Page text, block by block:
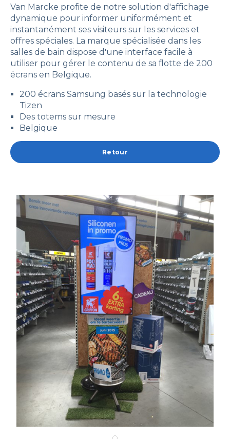
Van Marcke profite de notre solution d'affichage
dynamique pour informer uniformément et
instantanément ses visiteurs sur les services et
offres spéciales. La marque spécialisée dans les
salles de bain dispose d'une interface facile à
utiliser pour gérer le contenu de sa flotte de 200
écrans en Belgique.
200 écrans Samsung basés sur la technologie
Tizen
Des totems sur mesure
Belgique
Retour